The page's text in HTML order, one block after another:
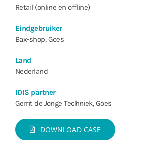
Retail (online en offline)
Eindgebruiker
Bax-shop, Goes
Land
Nederland
IDIS partner
Gerrit de Jonge Techniek, Goes
DOWNLOAD CASE